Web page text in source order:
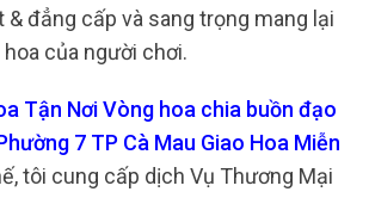
& đẳng cấp và sang trọng mang lại
của người chơi.
Tận Nơi Vòng hoa chia buồn đạo
7 TP Cà Mau Giao Hoa Miễn
tôi cung cấp dịch Vụ Thương Mại